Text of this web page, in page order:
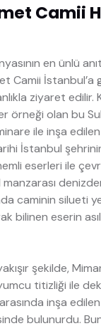
Camii
en ünlü
Camii İstanbul’a
ziyaret edilir.
örneği olan bu
ile inşa
İstanbul
eserleri ile
caminin silueti
bilinen eserin
şekilde,
titizliği ile
arasında inşa
bulunurdu.